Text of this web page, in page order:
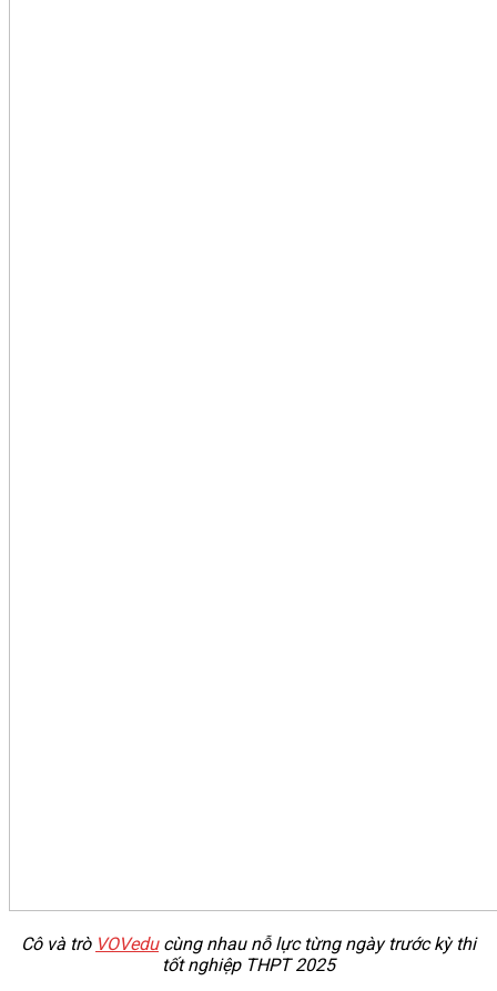
Cô và trò VOVeducùng nhau nỗ lực từng ngày trước kỳ thi
tốt nghiệp THPT 2025